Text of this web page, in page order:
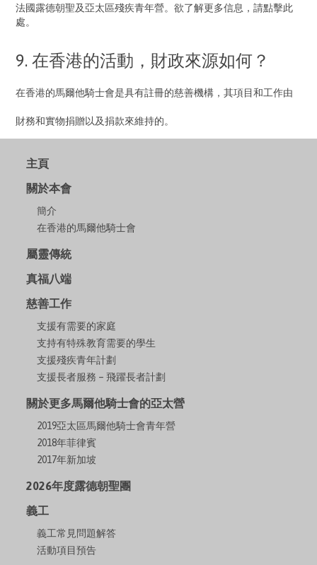
法國露德朝聖及亞太區殘疾青年營。欲了解更多信息，請點擊此
處。
9. 在香港的活動，財政來源如何？
在香港的馬爾他騎士會是具有註冊的慈善機構，其項目和工作由
財務和實物捐贈以及捐款來維持的。
主頁
關於本會
簡介
在香港的馬爾他騎士會
屬靈傳統
真福八端
慈善工作
支援有需要的家庭
支持有特殊教育需要的學生
支援殘疾青年計劃
支援長者服務 – 飛躍長者計劃
關於更多馬爾他騎士會的亞太營
2019亞太區馬爾他騎士會青年營
2018年菲律賓
2017年新加坡
2026年度露德朝聖團
義工
義工常見問題解答
活動項目預告